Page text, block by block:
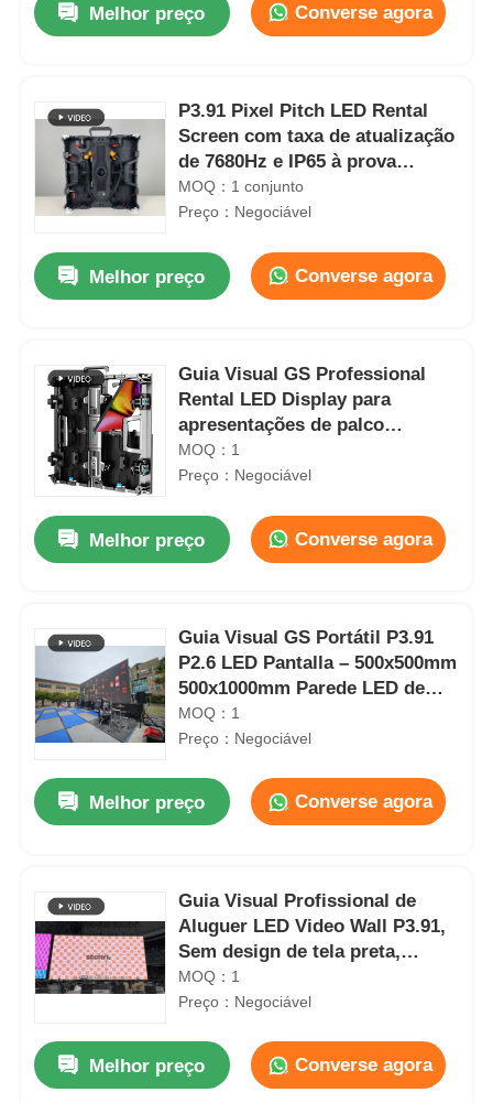
Melhor preço Converse agora
P3.91 Pixel Pitch LED Rental
Screen com taxa de atualização
de 7680Hz e IP65 à prova
d'água para ecrã de parede de
vídeo LED exterior
MOQ：1 conjunto
Preço：Negociável
Melhor preço Converse agora
Guia Visual GS Professional
Rental LED Display para
apresentações de palco
internas e externas
MOQ：1
Preço：Negociável
Melhor preço Converse agora
Guia Visual GS Portátil P3.91
P2.6 LED Pantalla – 500x500mm
500x1000mm Parede LED de
Palco para Shows de Turnê e
Festivais de Música
MOQ：1
Preço：Negociável
Melhor preço Converse agora
Guia Visual Profissional de
Aluguer LED Video Wall P3.91,
Sem design de tela preta,
Exibição de eventos ao ar livre
MOQ：1
Preço：Negociável
Melhor preço Converse agora